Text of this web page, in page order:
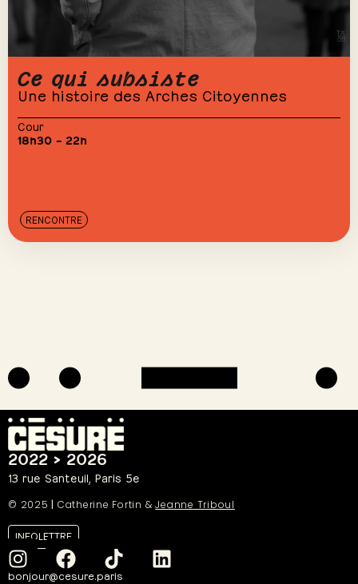
Ce qui subsiste
Une histoire des Arches Citoyennes
Cour
18h30 – 22h
RENCONTRE
2022 > 2026
13 rue Santeuil, Paris 5e
© 2025 | Catherine Fortin &Jeanne Triboul
INFOLETTRE
bonjour@cesure.paris